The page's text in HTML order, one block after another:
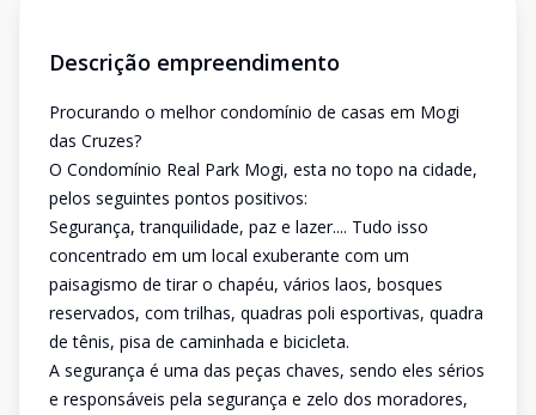
Descrição empreendimento
Procurando o melhor condomínio de casas em Mogi
das Cruzes?
O Condomínio Real Park Mogi, esta no topo na cidade,
pelos seguintes pontos positivos:
Segurança, tranquilidade, paz e lazer.... Tudo isso
concentrado em um local exuberante com um
paisagismo de tirar o chapéu, vários laos, bosques
reservados, com trilhas, quadras poli esportivas, quadra
de tênis, pisa de caminhada e bicicleta.
A segurança é uma das peças chaves, sendo eles sérios
e responsáveis pela segurança e zelo dos moradores,